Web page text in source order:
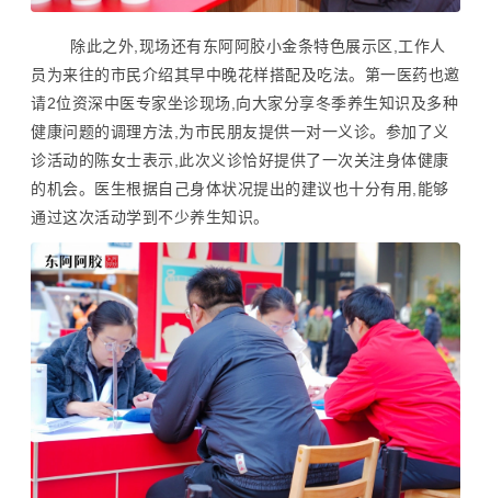
除此之外,现场还有东阿阿胶小金条特色展示区,工作人
员为来往的市民介绍其早中晚花样搭配及吃法。第一医药也邀
请2位资深中医专家坐诊现场,向大家分享冬季养生知识及多种
健康问题的调理方法,为市民朋友提供一对一义诊。参加了义
诊活动的陈女士表示,此次义诊恰好提供了一次关注身体健康
的机会。医生根据自己身体状况提出的建议也十分有用,能够
通过这次活动学到不少养生知识。